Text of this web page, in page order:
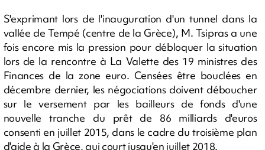
S'exprimant lors de l'inauguration d'un tunnel dans la
vallée de Tempé (centre de la Grèce), M. Tsipras a une
fois encore mis la pression pour débloquer la situation
lors de la rencontre à La Valette des 19 ministres des
Finances de la zone euro. Censées être bouclées en
décembre dernier, les négociations doivent déboucher
sur le versement par les bailleurs de fonds d'une
nouvelle tranche du prêt de 86 milliards d'euros
consenti en juillet 2015, dans le cadre du troisième plan
d'aide à la Grèce, qui court jusqu'en juillet 2018.